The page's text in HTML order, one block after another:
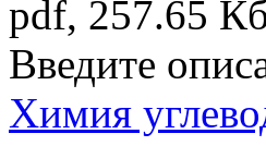
pdf, 257.65
Введите
Химия